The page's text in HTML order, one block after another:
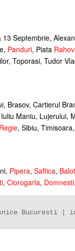
Septembrie,
Panduri, Piata
Toporasi, Tudor
Brasov, Cartierul
Maniu, Lujerului,
Regie, Sibiu,
Pipera, Saftica,
, Ciorogarla, Domnesti,
Bucuresti